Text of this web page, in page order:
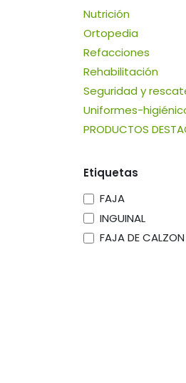
Nutrición
Ortopedia
Refacciones
Rehabilitación
Seguridad y
Uniformes-
PRODUCTOS
Etiquetas
FAJA
INGUINAL
FAJA DE CALZON